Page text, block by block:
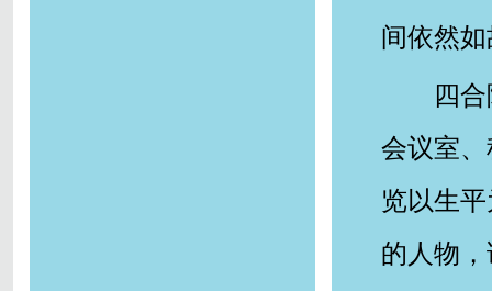
间依然
四
会议室
览以生
的人物